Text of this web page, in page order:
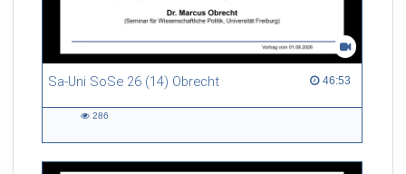
Sa-Uni SoSe 26 (14) Obrecht 46:53
46:53 duration
286